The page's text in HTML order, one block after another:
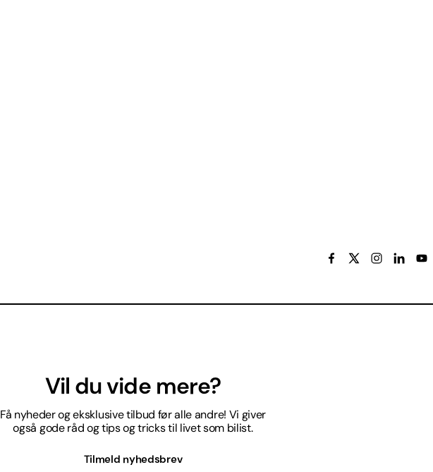
Vil du vide mere?
Få nyheder og eksklusive tilbud før alle andre! Vi giver
også gode råd og tips og tricks til livet som bilist.
Tilmeld nyhedsbrev